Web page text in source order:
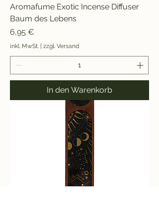
Aromafume Exotic Incense Diffuser
Baum des Lebens
Preis
6,95 €
inkl. MwSt. | zzgl. Versand
In den Warenkorb